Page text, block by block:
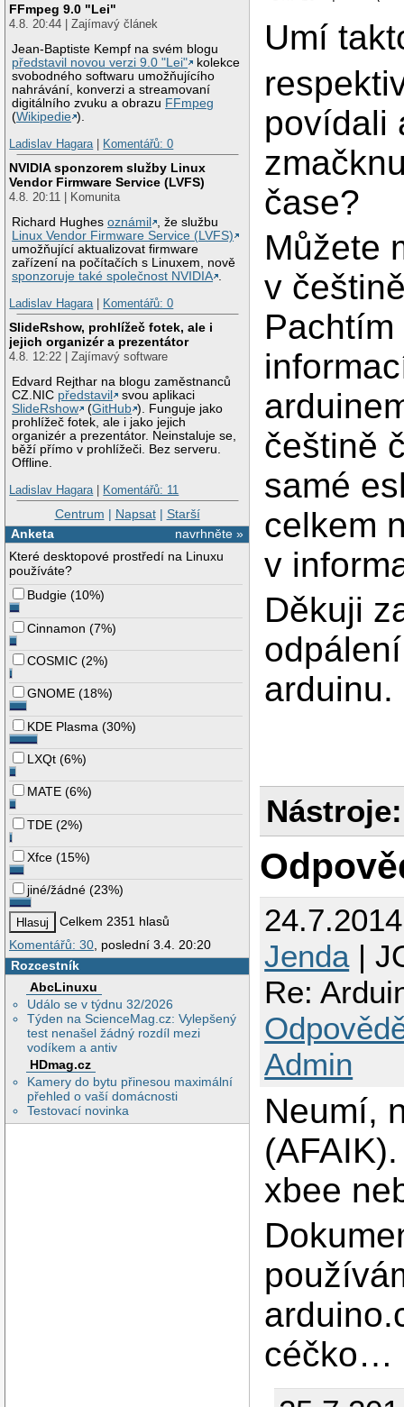
FFmpeg 9.0 "Lei"
4.8. 20:44 | Zajímavý článek
Jean-Baptiste Kempf na svém blogu
představil novou verzi 9.0 "Lei"
kolekce
svobodného softwaru umožňujícího
nahrávání, konverzi a streamovaní
digitálního zvuku a obrazu FFmpeg
(Wikipedie ).
Ladislav Hagara| Komentářů: 0
NVIDIA sponzorem služby Linux
Vendor Firmware Service (LVFS)
4.8. 20:11 | Komunita
Richard Hughesoznámil
, že službu
Linux Vendor Firmware Service (LVFS)
umožňující aktualizovat firmware
zařízení na počítačích s Linuxem, nově
sponzoruje také společnost NVIDIA .
Ladislav Hagara| Komentářů: 0
SlideRshow, prohlížeč fotek, ale i
jejich organizér a prezentátor
4.8. 12:22 | Zajímavý software
Edvard Rejthar na blogu zaměstnanců
CZ.NIC představil
svou aplikaci
SlideRshow
(GitHub ). Funguje jako
prohlížeč fotek, ale i jako jejich
organizér a prezentátor. Neinstaluje se,
běží přímo v prohlížeči. Bez serveru.
Offline.
Ladislav Hagara| Komentářů: 11
Centrum | Napsat| Starší
navrhněte »
Anketa
Které desktopové prostředí na Linuxu
používáte?
Budgie (10%)
Cinnamon (7%)
COSMIC (2%)
GNOME (18%)
KDE Plasma (30%)
LXQt (6%)
MATE (6%)
TDE (2%)
Xfce (15%)
jiné/žádné (23%)
Celkem 2351 hlasů
Komentářů: 30 , poslední 3.4. 20:20
Rozcestník
AbcLinuxu
Událo se v týdnu 32/2026
Týden na ScienceMag.cz: Vylepšený
test nenašel žádný rozdíl mezi
vodíkem a antiv
HDmag.cz
Kamery do bytu přinesou maximální
přehled o vaší domácnosti
Testovací novinka
Umí
povídali
čase?
Můžete
v
češtině
samé
celkem
v
Děkuji
arduinu.
Nástroje:
Jenda |
Re:
Admin
Neumí,
xbee
céčko…